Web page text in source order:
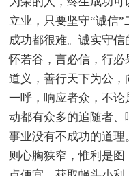
立业，只要坚守“诚信
成功都很难。诚实守
怀若谷，言必信，行
道义，善行天下为公
一呼，响应者众，不
动都有众多的追随者
事业没有不成功的道理
则心胸狭窄，惟利是